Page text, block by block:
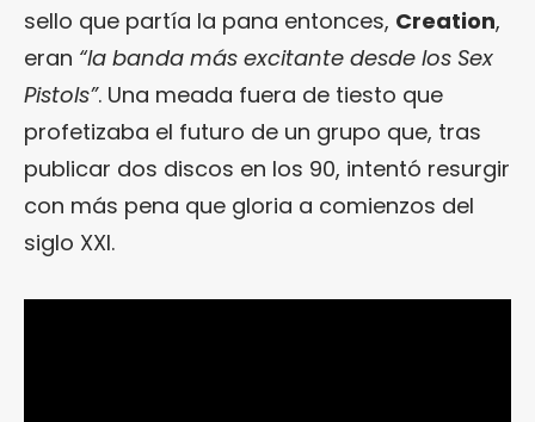
sello que partía la pana entonces, Creation,
eran “la banda más excitante desde los Sex
Pistols”. Una meada fuera de tiesto que
profetizaba el futuro de un grupo que, tras
publicar dos discos en los 90, intentó resurgir
con más pena que gloria a comienzos del
siglo XXI.